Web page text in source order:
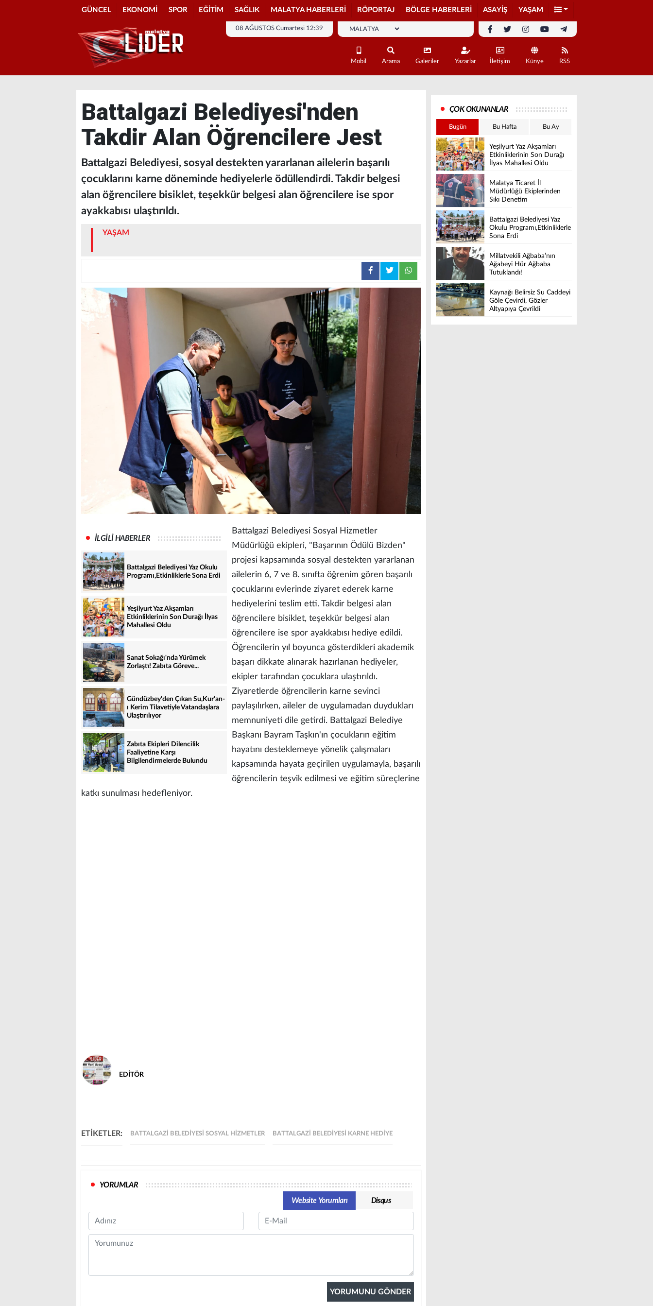
GÜNCEL EKONOMİ SPOR EĞİTİM SAĞLIK MALATYA HABERLERİ RÖPORTAJ BÖLGE HABERLERİ ASAYİŞ YAŞAM
08 AĞUSTOS Cumartesi 12:39
Mobil Arama Galeriler Yazarlar İletişim Künye RSS
Battalgazi Belediyesi'nden
Takdir Alan Öğrencilere Jest
Battalgazi Belediyesi, sosyal destekten yararlanan ailelerin başarılı
çocuklarını karne döneminde hediyelerle ödüllendirdi. Takdir belgesi
alan öğrencilere bisiklet, teşekkür belgesi alan öğrencilere ise spor
ayakkabısı ulaştırıldı.
YAŞAM
İLGİLİ HABERLER
Battalgazi Belediyesi Yaz Okulu
Programı,Etkinliklerle Sona Erdi
Yeşilyurt Yaz Akşamları
Etkinliklerinin Son Durağı İlyas
Mahallesi Oldu
Sanat Sokağı'nda Yürümek
Zorlaştı! Zabıta Göreve...
Gündüzbey'den Çıkan Su,Kur’an-
ı Kerim Tilavetiyle Vatandaşlara
Ulaştırılıyor
Zabıta Ekipleri Dilencilik
Faaliyetine Karşı
Bilgilendirmelerde Bulundu
Battalgazi Belediyesi Sosyal Hizmetler
Müdürlüğü ekipleri, "Başarının Ödülü Bizden"
projesi kapsamında sosyal destekten yararlanan
ailelerin 6, 7 ve 8. sınıfta öğrenim gören başarılı
çocuklarını evlerinde ziyaret ederek karne
hediyelerini teslim etti. Takdir belgesi alan
öğrencilere bisiklet, teşekkür belgesi alan
öğrencilere ise spor ayakkabısı hediye edildi.
Öğrencilerin yıl boyunca gösterdikleri akademik
başarı dikkate alınarak hazırlanan hediyeler,
ekipler tarafından çocuklara ulaştırıldı.
Ziyaretlerde öğrencilerin karne sevinci
paylaşılırken, aileler de uygulamadan duydukları
memnuniyeti dile getirdi. Battalgazi Belediye
Başkanı Bayram Taşkın'ın çocukların eğitim
hayatını desteklemeye yönelik çalışmaları
kapsamında hayata geçirilen uygulamayla, başarılı
öğrencilerin teşvik edilmesi ve eğitim süreçlerine
katkı sunulması hedefleniyor.
EDİTÖR
ETİKETLER: BATTALGAZI BELEDIYESI SOSYAL HIZMETLER BATTALGAZI BELEDIYESI KARNE HEDIYE
YORUMLAR
Website Yorumları
Disqus
Name Email
Comment
ÇOK OKUNANLAR
Bugün Bu Hafta Bu Ay
Yeşilyurt Yaz Akşamları
Etkinliklerinin Son Durağı
İlyas Mahallesi Oldu
Malatya Ticaret İl
Müdürlüğü Ekiplerinden
Sıkı Denetim
Battalgazi Belediyesi Yaz
Okulu Programı,Etkinliklerle
Sona Erdi
Millatvekili Ağbaba’nın
Ağabeyi Hür Ağbaba
Tutuklandı!
Kaynağı Belirsiz Su Caddeyi
Göle Çevirdi, Gözler
Altyapıya Çevrildi